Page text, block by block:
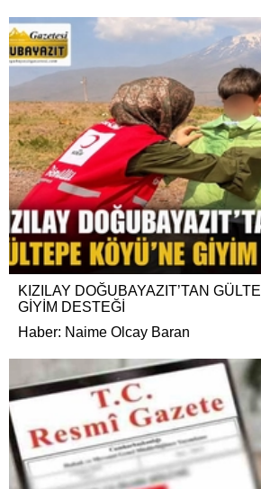
KIZILAY DOĞUBAYAZIT’TAN
GİYİM DESTEĞİ
Haber: Naime Olcay Baran